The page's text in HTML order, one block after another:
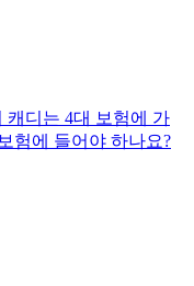
캐디는 4대 보험에 가
험에 들어야 하나요?